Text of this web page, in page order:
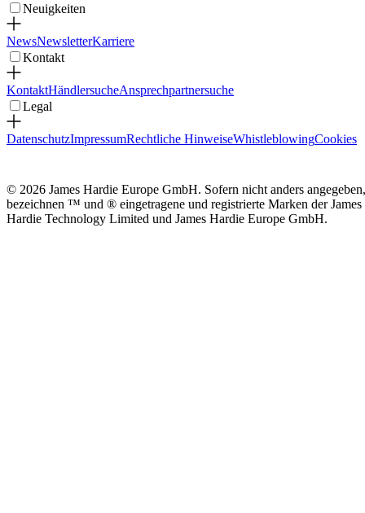
Neuigkeiten
NewsNewsletterKarriere
Kontakt
KontaktHändlersucheAnsprechpartnersuche
Legal
DatenschutzImpressumRechtliche HinweiseWhistleblowingCookies
© 2026 James Hardie Europe GmbH. Sofern nicht anders angegeben,
bezeichnen ™ und ® eingetragene und registrierte Marken der James
Hardie Technology Limited und James Hardie Europe GmbH.